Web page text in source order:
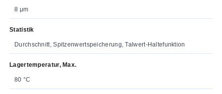
8 μm
Statistik
Durchschnitt, Spitzenwertspeicherung, Talwert-Haltefunktion
Lagertemperatur, Max.
80 °C